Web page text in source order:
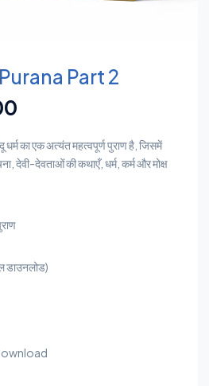
Part 2
धर्म का एक अत्यंत महत्वपूर्ण पुराण है, जिसमें
देवी-देवताओं की कथाएँ, धर्म, कर्म और मोक्ष
डाउनलोड)